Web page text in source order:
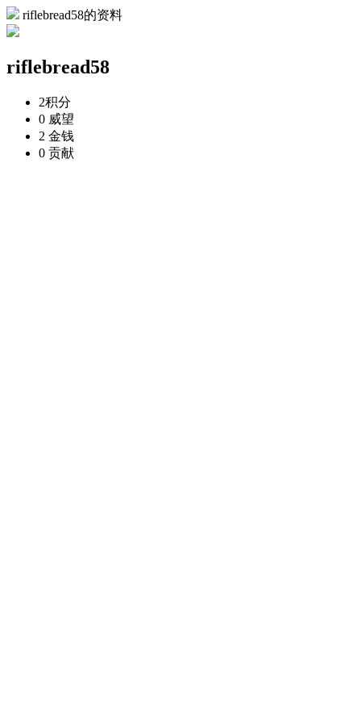
riflebread58的资料
riflebread58
2积分
0 威望
2 金钱
0 贡献